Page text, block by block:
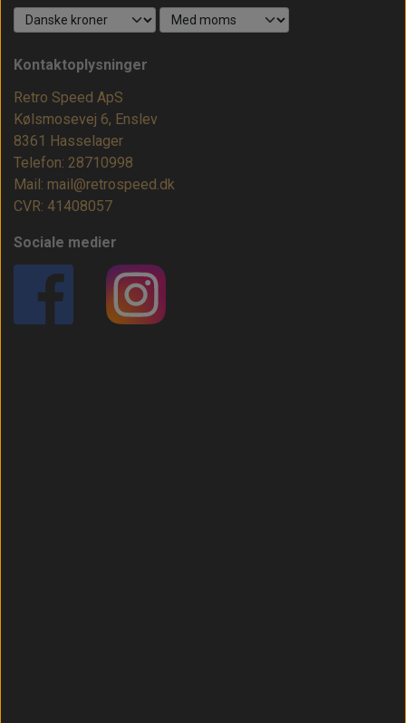
Kontaktoplysninger
Retro Speed ApS
Kølsmosevej 6, Enslev
8361 Hasselager
Telefon: 28710998
Mail: mail@retrospeed.dk
CVR: 41408057
Sociale medier